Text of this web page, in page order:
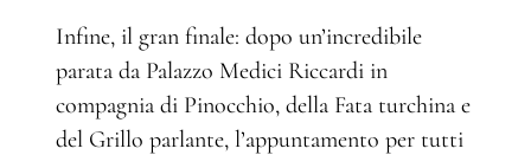
Infine, il gran finale: dopo un’incredibile
parata da Palazzo Medici Riccardi in
compagnia di Pinocchio, della Fata turchina e
del Grillo parlante, l’appuntamento per tutti